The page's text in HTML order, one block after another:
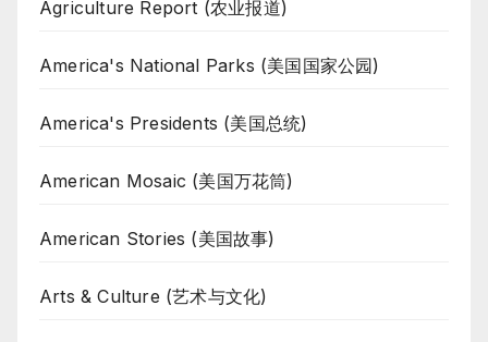
Agriculture Report (农业报道)
America's National Parks (美国国家公园)
America's Presidents (美国总统)
American Mosaic (美国万花筒)
American Stories (美国故事)
Arts & Culture (艺术与文化)